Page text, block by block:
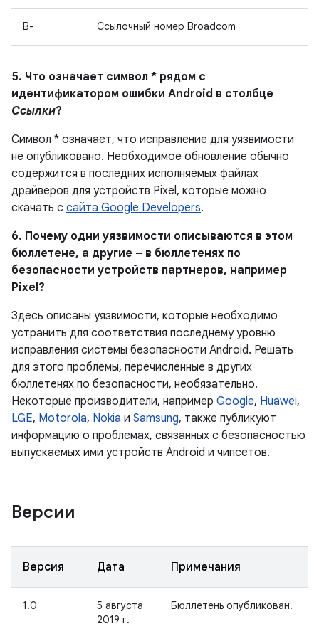
B- Ссылочный номер Broadcom
5. Что означает символ * рядом с
идентификатором ошибки Android в столбце
Ссылки?
Символ * означает, что исправление для уязвимости
не опубликовано. Необходимое обновление обычно
содержится в последних исполняемых файлах
драйверов для устройств Pixel, которые можно
скачать с сайта Google Developers.
6. Почему одни уязвимости описываются в этом
бюллетене, а другие – в бюллетенях по
безопасности устройств партнеров, например
Pixel?
Здесь описаны уязвимости, которые необходимо
устранить для соответствия последнему уровню
исправления системы безопасности Android. Решать
для этого проблемы, перечисленные в других
бюллетенях по безопасности, необязательно.
Некоторые производители, например Google, Huawei,
LGE, Motorola, Nokia и Samsung, также публикуют
информацию о проблемах, связанных с безопасностью
выпускаемых ими устройств Android и чипсетов.
Версии
Версия Дата Примечания
1.0
5 августа
2019 г.
Бюллетень опубликован.